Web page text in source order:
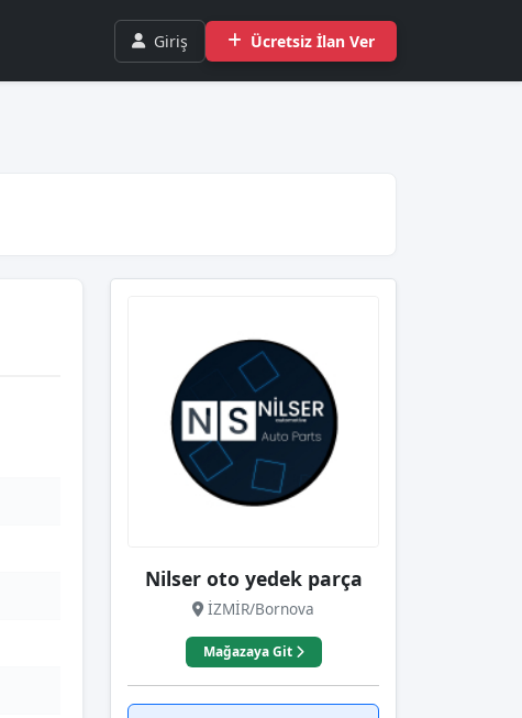
Giriş Ücretsiz İlan Ver
Nilser oto yedek parça
İZMİR/Bornova
Mağazaya Git